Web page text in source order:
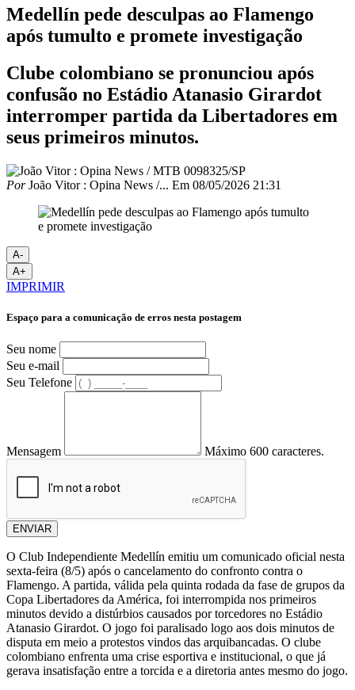
Medellín pede desculpas ao Flamengo
após tumulto e promete investigação
Clube colombiano se pronunciou após
confusão no Estádio Atanasio Girardot
interromper partida da Libertadores em
seus primeiros minutos.
PorJoão Vitor : Opina News /... Em 08/05/2026 21:31
A-
A+
IMPRIMIR
Espaço para a comunicação de erros nesta postagem
Seu nome
Seu e-mail
Seu Telefone
Mensagem Máximo 600 caracteres.
ENVIAR
O Club Independiente Medellín emitiu um comunicado oficial nesta
sexta-feira (8/5) após o cancelamento do confronto contra o
Flamengo. A partida, válida pela quinta rodada da fase de grupos da
Copa Libertadores da América, foi interrompida nos primeiros
minutos devido a distúrbios causados por torcedores no Estádio
Atanasio Girardot. O jogo foi paralisado logo aos dois minutos de
disputa em meio a protestos vindos das arquibancadas. O clube
colombiano enfrenta uma crise esportiva e institucional, o que já
gerava insatisfação entre a torcida e a diretoria antes mesmo do jogo.